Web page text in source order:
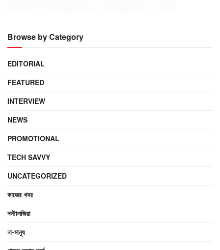
Browse by Category
EDITORIAL
FEATURED
INTERVIEW
NEWS
PROMOTIONAL
TECH SAVVY
UNCATEGORIZED
কাজের খবর
নস্টালজিয়া
না-মানুষ